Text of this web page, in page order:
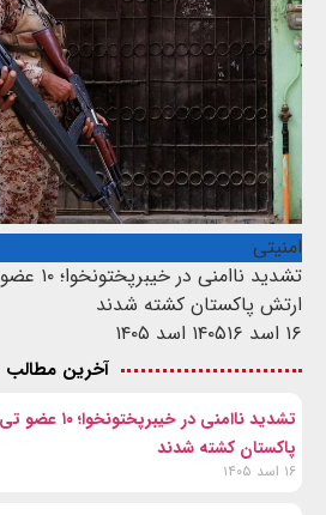
امنیتی
تشدید
ارتش پاکستان کشته شدند
۱۶ اسد ۱۴۰۵
۱۶ اسد ۱۴۰۵
آخرین مطالب
تشدید ناامنی
پاکستان کشته شدند
۱۶ اسد ۱۴۰۵